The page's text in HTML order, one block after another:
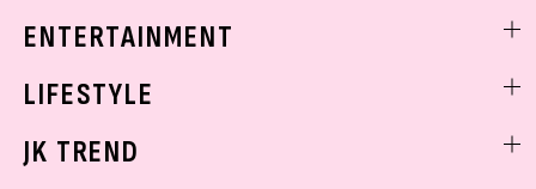
ベストコスメ
ボディケア
学校ヘアメイク
ENTERTAINMENT
K-POP
LIFESTYLE
JK TREND